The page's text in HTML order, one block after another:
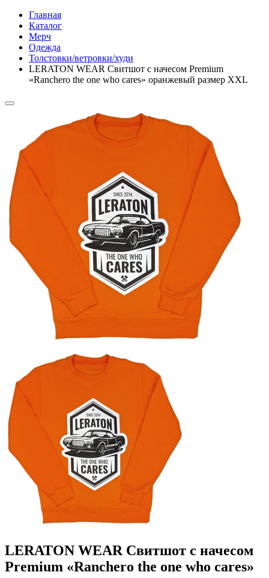
Главная
Каталог
Мерч
Одежда
Толстовки/ветровки/худи
LERATON WEAR Свитшот c начесом Premium
«Ranchero the one who cares» оранжевый размер XXL
LERATON WEAR Свитшот c начесом
Premium «Ranchero the one who cares»